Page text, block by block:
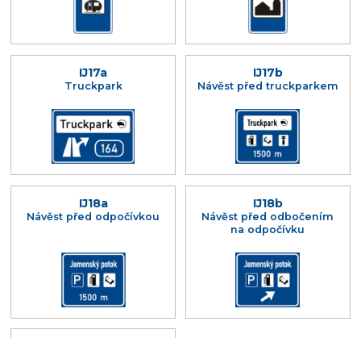
IJ17a
Truckpark
IJ17b
Návěst před truckparkem
IJ18a
Návěst před odpočívkou
IJ18b
Návěst před odbočením
na odpočívku